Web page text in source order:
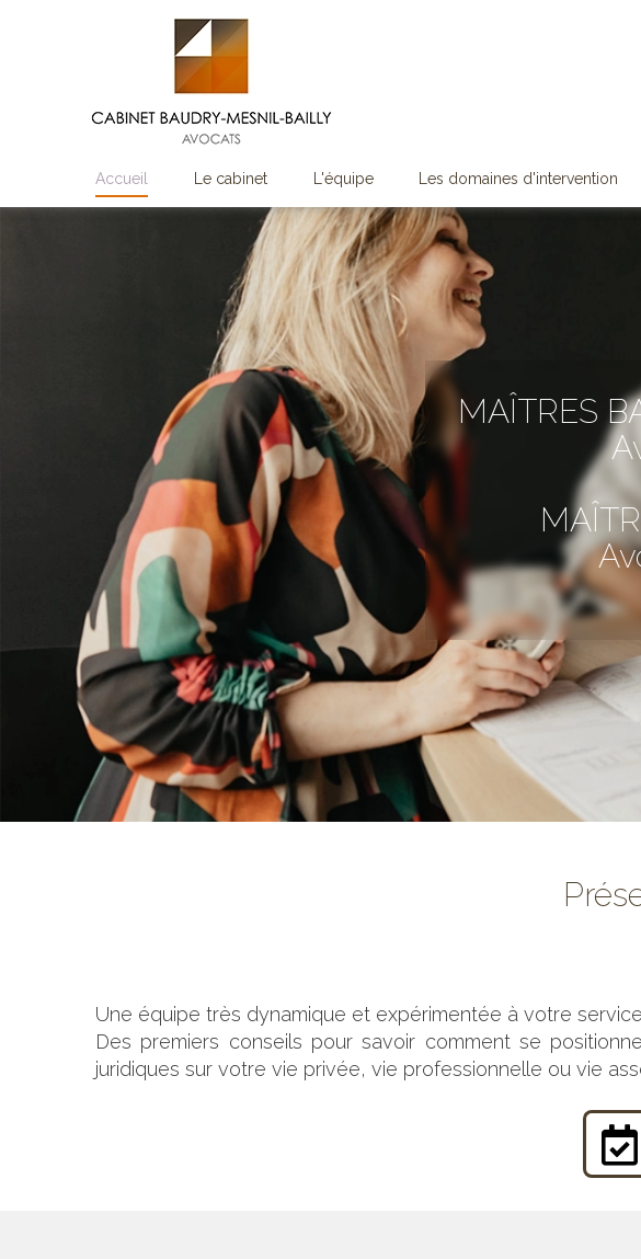
Accueil Le cabinet L'équipe Les domaines d'intervention
MAÎTRES
Une équipe très dynamique et expérimentée à votre
Des premiers conseils pour savoir comment se
juridiques sur votre vie privée, vie professionnelle ou vie